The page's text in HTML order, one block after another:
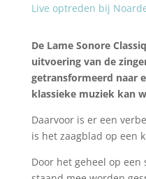
Live optreden bij
De Lame Sonore
uitvoering van de
getransformeerd naar
klassieke muziek kan
Daarvoor is er een
is het zaagblad op een
Door het geheel op